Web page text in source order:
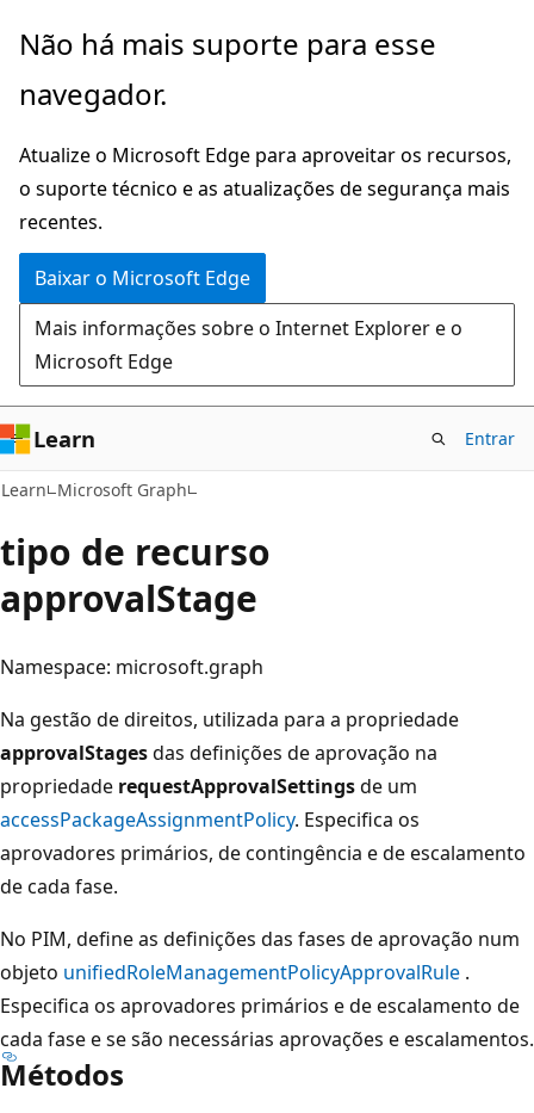
Pular
o
principal
Não há mais suporte para esse
navegador.
Atualize o Microsoft Edge para aproveitar os recursos,
o suporte técnico e as atualizações de segurança mais
recentes.
Baixar o Microsoft Edge
Mais informações sobre o Internet Explorer e o
Microsoft Edge
Learn Entrar
Learn Microsoft Graph
tipo de recurso
approvalStage
Namespace: microsoft.graph
Na gestão de direitos, utilizada para a propriedade
approvalStagesdas definições de aprovação na
propriedade requestApprovalSettingsde um
accessPackageAssignmentPolicy. Especifica os
aprovadores primários, de contingência e de escalamento
de cada fase.
No PIM, define as definições das fases de aprovação num
objeto unifiedRoleManagementPolicyApprovalRule .
Especifica os aprovadores primários e de escalamento de
cada fase e se são necessárias aprovações e escalamentos.
Métodos